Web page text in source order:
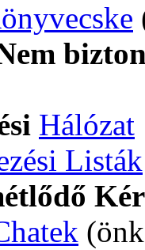
Hálózat
Listák